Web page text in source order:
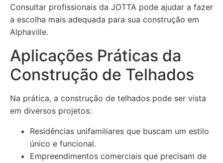
Consultar profissionais da JOTTA pode ajudar a fazer
a escolha mais adequada para sua construção em
Alphaville.
Aplicações Práticas da
Construção de Telhados
Na prática, a construção de telhados pode ser vista
em diversos projetos:
Residências unifamiliares que buscam um estilo
único e funcional.
Empreendimentos comerciais que precisam de